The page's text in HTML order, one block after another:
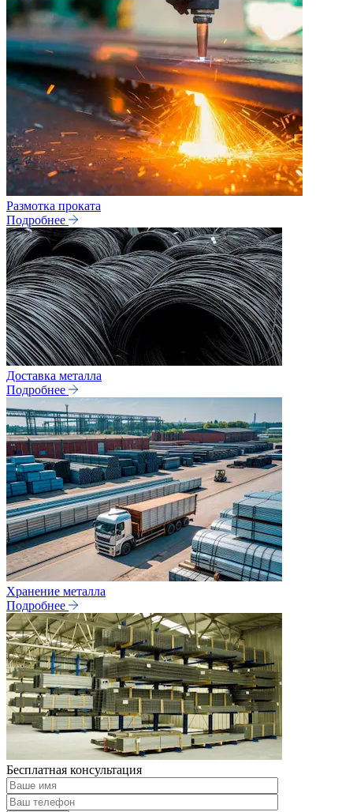
Размотка проката
Подробнее
Доставка металла
Подробнее
Хранение металла
Подробнее
Бесплатная консультация